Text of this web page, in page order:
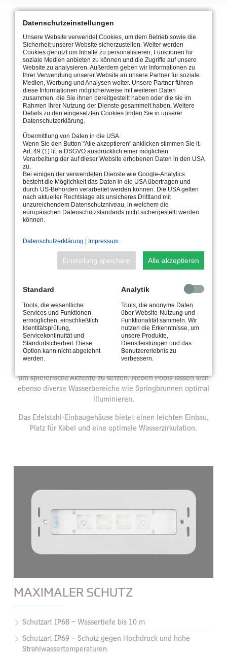
MÖGLICHKEITEN EN MASSE
BEWÄHRTE INSTALLATION
Der 252 kann sehr vielseitig eingesetzt werden. Zur
um spielerische Akzente zu setzen. Neben Pools lassen sich
ebenso diverse Wasserbereiche wie Springbrunnen optimal
illuminieren.
Das Edelstahl-Einbaugehäuse bietet einen leichten Einbau,
Platz für Kabel und eine optimale Wasserzirkulation.
MAXIMALER SCHUTZ
Schutzart IP68 – Wassertiefe bis 10 m
Schutzart IP69 – Schutz gegen Hochdruck und hohe
Strahlwassertemperaturen
Datenschutzeinstellungen
Unsere Website verwendet Cookies, um dem Betrieb sowie die
Sicherheit unserer Website sicherzustellen. Weiter werden
Cookies genutzt um Inhalte zu personalisieren, Funktionen für
soziale Medien anbieten zu können und die Zugriffe auf unsere
Website zu analysieren. Außerdem geben wir Informationen zu
Ihrer Verwendung unserer Website an unsere Partner für soziale
Medien, Werbung und Analysen weiter. Unsere Partner führen
diese Informationen möglicherweise mit weiteren Daten
zusammen, die Sie ihnen bereitgestellt haben oder die sie im
Rahmen Ihrer Nutzung der Dienste gesammelt haben. Weitere
Details zu den eingesetzten Cookies finden Sie in unserer
Datenschutzerklärung.
Übermittlung von Daten in die USA.
Wenn Sie den Button "Alle akzeptieren" anklicken stimmen Sie lt.
Art. 49 (1) lit. a DSGVO ausdrücklich einer möglichen
Verarbeitung der auf dieser Website erhobenen Daten in den USA
zu.
Bei einigen der verwendeten Dienste wie Google-Analytics
besteht die Möglichkeit das Daten in die USA übertragen und
durch US-Behörden verarbeitet werden können. Die USA gelten
nach aktueller Rechtslage als unsicheres Drittland mit
unzureichendem Datenschutzniveau, in welchem die
europäischen Datenschutzstandards nicht sichergestellt werden
können.
Datenschutzerklärung Impressum
Einstellung speichern Alle akzeptieren
Standard
Tools, die wesentliche
Services und Funktionen
ermöglichen, einschließlich
Identitätsprüfung,
Servicekontinuität und
Standortsicherheit. Diese
Option kann nicht abgelehnt
werden.
Analytik
Tools, die anonyme Daten
über Website-Nutzung und -
Funktionalität sammeln. Wir
nutzen die Erkenntnisse, um
unsere Produkte,
Dienstleistungen und das
Benutzererlebnis zu
verbessern.